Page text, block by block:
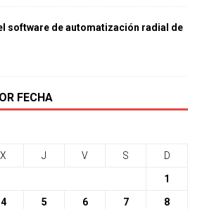
software de automatización radial de
FECHA
X J V S D
1
4 5 6 7 8